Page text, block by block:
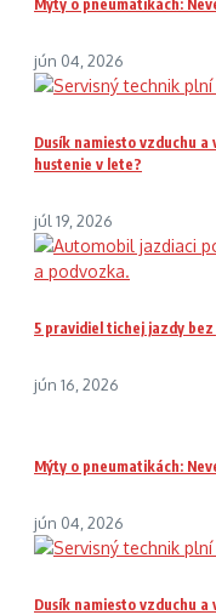
Mýty o pneumatikách:
jún 04, 2026
Dusík namiesto vzduchu a
hustenie v lete?
júl 19, 2026
5 pravidiel tichej jazdy
jún 16, 2026
Mýty o pneumatikách:
jún 04, 2026
Dusík namiesto vzduchu a